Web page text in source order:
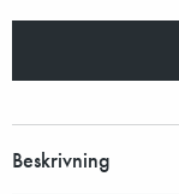
Beskrivning